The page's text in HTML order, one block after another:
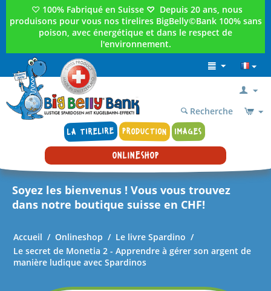
♡ 100% Fabriqué en Suisse ♡ Depuis 20 ans, nous
produisons pour vous nos tirelires BigBelly©Bank 100% sans
poison, avec énergétique et dans le respect de
l'environnement.
LA TIRELIRE PRODUCTION IMAGES
Recherche
ONLINESHOP
Soyez les bienvenus ! Vous vous trouvez
dans notre boutique suisse en CHF!
Accueil / Onlineshop / Le livre Spardino /
Le secret de Monetia 2 - Apprendre à gérer son argent de
manière ludique avec Spardinos